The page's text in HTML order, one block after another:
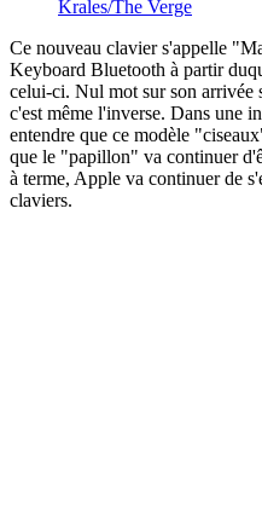
Krales/The Verge
Ce nouveau clavier s'appelle
Keyboard Bluetooth à partir
celui-ci. Nul mot sur son
c'est même l'inverse. Dans une
entendre que ce modèle
que le "papillon" va continuer
à terme, Apple va continuer de
claviers.